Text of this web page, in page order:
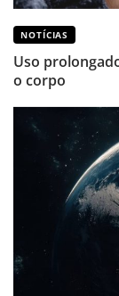
NOTÍCIAS
Uso
o corpo